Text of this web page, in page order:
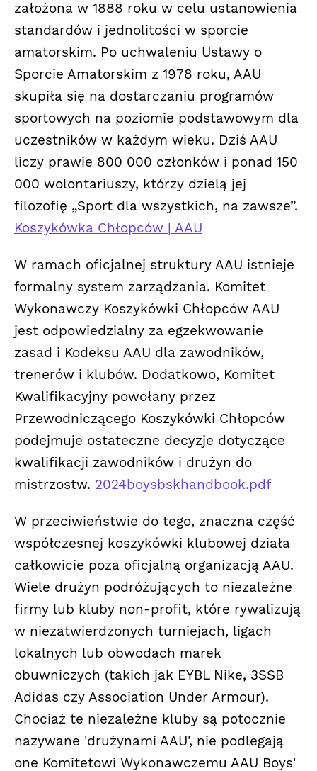
założona w 1888 roku w celu ustanowienia
standardów i jednolitości w sporcie
amatorskim. Po uchwaleniu Ustawy o
Sporcie Amatorskim z 1978 roku, AAU
skupiła się na dostarczaniu programów
sportowych na poziomie podstawowym dla
uczestników w każdym wieku. Dziś AAU
liczy prawie 800 000 członków i ponad 150
000 wolontariuszy, którzy dzielą jej
filozofię „Sport dla wszystkich, na zawsze”.
Koszykówka Chłopców | AAU
W ramach oficjalnej struktury AAU istnieje
formalny system zarządzania. Komitet
Wykonawczy Koszykówki Chłopców AAU
jest odpowiedzialny za egzekwowanie
zasad i Kodeksu AAU dla zawodników,
trenerów i klubów. Dodatkowo, Komitet
Kwalifikacyjny powołany przez
Przewodniczącego Koszykówki Chłopców
podejmuje ostateczne decyzje dotyczące
kwalifikacji zawodników i drużyn do
mistrzostw. 2024boysbskhandbook.pdf
W przeciwieństwie do tego, znaczna część
współczesnej koszykówki klubowej działa
całkowicie poza oficjalną organizacją AAU.
Wiele drużyn podróżujących to niezależne
firmy lub kluby non-profit, które rywalizują
w niezatwierdzonych turniejach, ligach
lokalnych lub obwodach marek
obuwniczych (takich jak EYBL Nike, 3SSB
Adidas czy Association Under Armour).
Chociaż te niezależne kluby są potocznie
nazywane 'drużynami AAU', nie podlegają
one Komitetowi Wykonawczemu AAU Boys'